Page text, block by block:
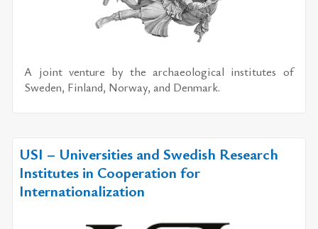
A joint venture by the archaeological institutes of
Sweden, Finland, Norway, and Denmark.
USI – Universities and Swedish Research
Institutes in Cooperation for
Internationalization